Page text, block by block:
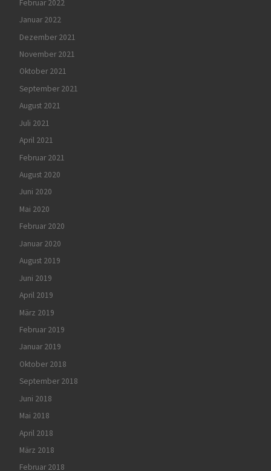
Februar 2022
Januar 2022
Dezember 2021
November 2021
Oktober 2021
September 2021
August 2021
Juli 2021
April 2021
Februar 2021
August 2020
Juni 2020
Mai 2020
Februar 2020
Januar 2020
August 2019
Juni 2019
April 2019
März 2019
Februar 2019
Januar 2019
Oktober 2018
September 2018
Juni 2018
Mai 2018
April 2018
März 2018
Februar 2018